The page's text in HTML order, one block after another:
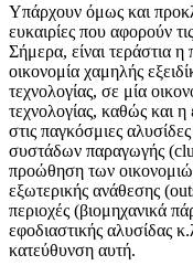
Υπάρχουν όμως και
ευκαιρίες που αφορούν
Σήμερα, είναι τεράστια
οικονομία χαμηλής
τεχνολογίας, σε μία
τεχνολογίας, καθώς και
στις παγκόσμιες
συστάδων παραγωγής
προώθηση των
εξωτερικής ανάθεσης
περιοχές (βιομηχανικά
εφοδιαστικής αλυσίδας
κατεύθυνση αυτή.